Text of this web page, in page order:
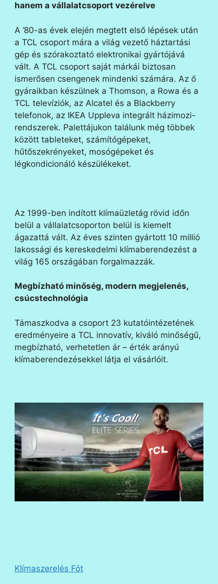
hanem a vállalatcsoport vezérelve
A ’80-as évek elején megtett első lépések után
a TCL csoport mára a világ vezető háztartási
gép és szórakoztató elektronikai gyártójává
vált. A TCL csoport saját márkái biztosan
ismerősen csengenek mindenki számára. Az ő
gyáraikban készülnek a Thomson, a Rowa és a
TCL televíziók, az Alcatel és a Blackberry
telefonok, az IKEA Uppleva integrált házimozi-
rendszerek. Palettájukon találunk még többek
között tableteket, számítógépeket,
hűtőszekrényeket, mosógépeket és
légkondicionáló készülékeket.
Az 1999-ben indított klímaüzletág rövid időn
belül a vállalatcsoporton belül is kiemelt
ágazattá vált. Az éves szinten gyártott 10 millió
lakossági és kereskedelmi klímaberendezést a
világ 165 országában forgalmazzák.
Megbízható minőség, modern megjelenés,
csúcstechnológia
Támaszkodva a csoport 23 kutatóintézetének
eredményeire a TCL innovatív, kiváló minőségű,
megbízható, verhetetlen ár – érték arányú
klímaberendezésekkel látja el vásárlóit.
Klímaszerelés Fót